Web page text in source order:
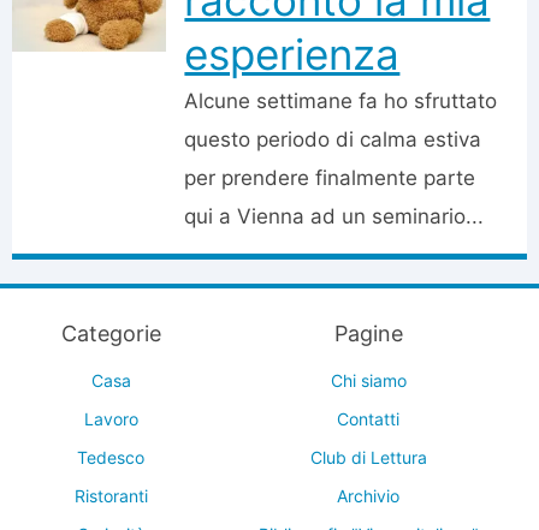
esperienza
Alcune settimane fa ho sfruttato
questo periodo di calma estiva
per prendere finalmente parte
qui a Vienna ad un seminario...
Categorie
Casa
Lavoro
Tedesco
Ristoranti
Pagine
Chi siamo
Contatti
Club di Lettura
Archivio